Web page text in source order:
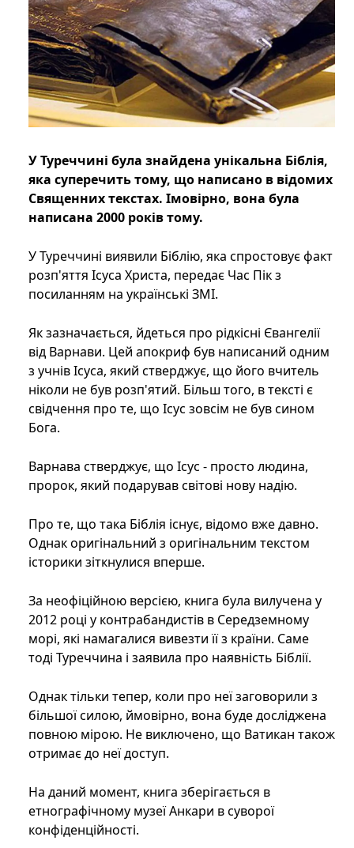
У Туреччині була знайдена унікальна Біблія,
яка суперечить тому, що написано в відомих
Священних текстах. Імовірно, вона була
написана 2000 років тому.
У Туреччині виявили Біблію, яка спростовує факт
розп'яття Ісуса Христа, передає Час Пік з
посиланням на українські ЗМІ.
Як зазначається, йдеться про рідкісні Євангелії
від Варнави. Цей апокриф був написаний одним
з учнів Ісуса, який стверджує, що його вчитель
ніколи не був розп'ятий. Більш того, в тексті є
свідчення про те, що Ісус зовсім не був сином
Бога.
Варнава стверджує, що Ісус - просто людина,
пророк, який подарував світові нову надію.
Про те, що така Біблія існує, відомо вже давно.
Однак оригінальний з оригінальним текстом
історики зіткнулися вперше.
За неофіційною версією, книга була вилучена у
2012 році у контрабандистів в Середземному
морі, які намагалися вивезти її з країни. Саме
тоді Туреччина і заявила про наявність Біблії.
Однак тільки тепер, коли про неї заговорили з
більшої силою, ймовірно, вона буде досліджена
повною мірою. Не виключено, що Ватикан також
отримає до неї доступ.
На даний момент, книга зберігається в
етнографічному музеї Анкари в суворої
конфіденційності.